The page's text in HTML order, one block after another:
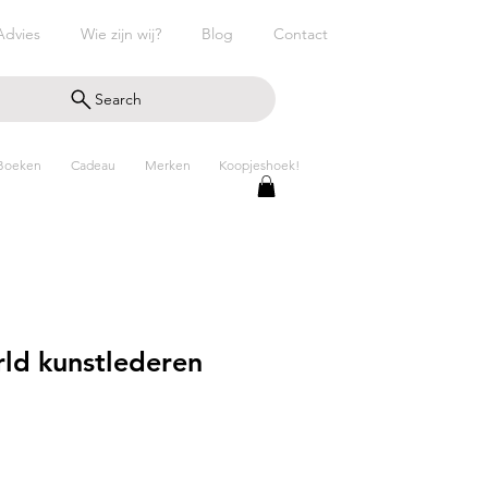
Wie zijn wij? Blog Contact
Search
Cadeau Merken Koopjeshoek!
kunstlederen